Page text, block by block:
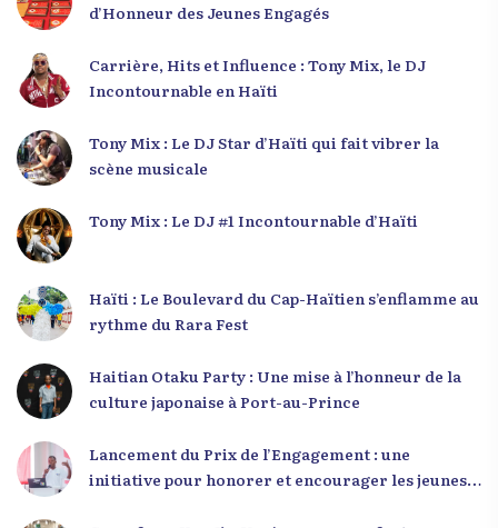
d’Honneur des Jeunes Engagés
Carrière, Hits et Influence : Tony Mix, le DJ
Incontournable en Haïti
Tony Mix : Le DJ Star d’Haïti qui fait vibrer la
scène musicale
Tony Mix : Le DJ #1 Incontournable d’Haïti
Haïti : Le Boulevard du Cap-Haïtien s’enflamme au
rythme du Rara Fest
Haitian Otaku Party : Une mise à l’honneur de la
culture japonaise à Port-au-Prince
Lancement du Prix de l’Engagement : une
initiative pour honorer et encourager les jeunes